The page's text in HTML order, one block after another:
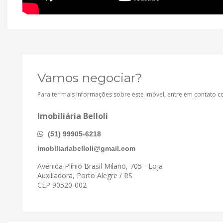
Vamos negociar?
Para ter mais informações sobre este imóvel, entre em contato
Imobiliária Belloli
(51) 99905-6218
imobiliariabelloli@gmail.com
Avenida Plínio Brasil Milano, 705 - Loja
Auxiliadora, Porto Alegre / RS
CEP 90520-002